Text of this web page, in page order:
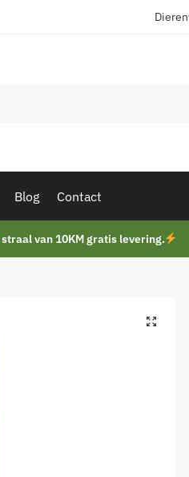
Blog Contact
straal van 10KM gratis levering.